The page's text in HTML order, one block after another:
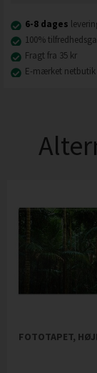
6-8 dages
100%
Fragt fra 35 kr
E-mærket netbutik
FOTOTAPET,